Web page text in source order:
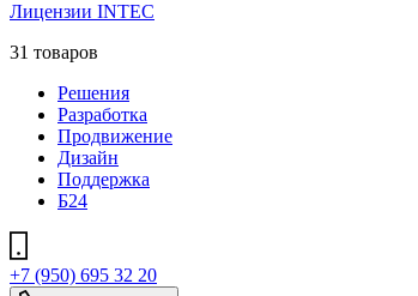
Лицензии INTEC
31 товаров
Решения
Разработка
Продвижение
Дизайн
Поддержка
Б24
+7 (950) 695 32 20